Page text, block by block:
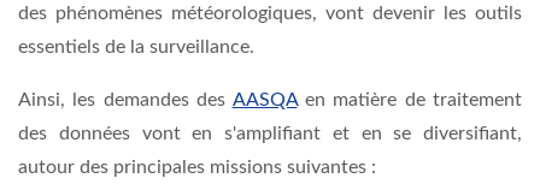
des phénomènes météorologiques, vont devenir les outils
essentiels de la surveillance.
Ainsi, les demandes des AASQAen matière de traitement
des données vont en s'amplifiant et en se diversifiant,
autour des principales missions suivantes :